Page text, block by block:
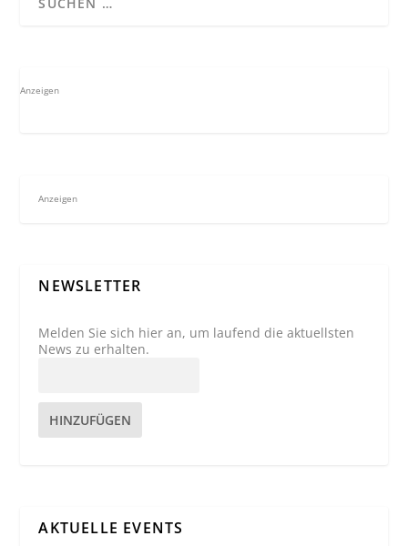
Anzeigen
Anzeigen
NEWSLETTER
Melden Sie sich hier an, um laufend die aktuellsten
News zu erhalten.
HINZUFÜGEN
AKTUELLE EVENTS